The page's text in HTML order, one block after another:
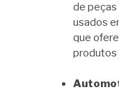
de peças
usados
que
produtos